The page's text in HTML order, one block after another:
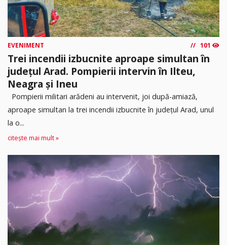
EVENIMENT 101
Trei incendii izbucnite aproape simultan în
județul Arad. Pompierii intervin în Ilteu,
Neagra și Ineu
Pompierii militari arădeni au intervenit, joi după-amiază,
aproape simultan la trei incendii izbucnite în județul Arad, unul
la o...
citește mai mult »